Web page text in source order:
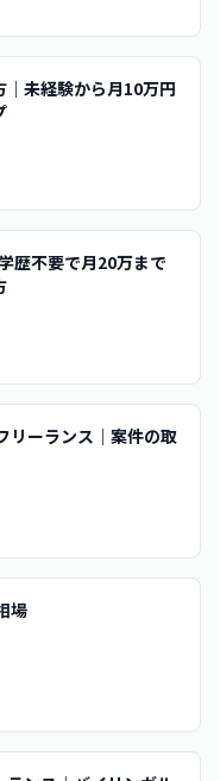
未経験から月10万円
歴不要で月20万まで
リーランス｜案件の取
場